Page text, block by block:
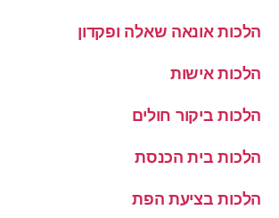
הלכות אונאה שאלה ופקדון
הלכות אישות
הלכות ביקור חולים
הלכות בית הכנסת
הלכות בציעת הפת